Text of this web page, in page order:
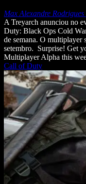
Max Alexandre Rodrigues
A Treyarch anunciou no
Duty: Black Ops Cold
de semana. O multiplayer
setembro. Surprise! Get
Multiplayer Alpha this
Call of Duty